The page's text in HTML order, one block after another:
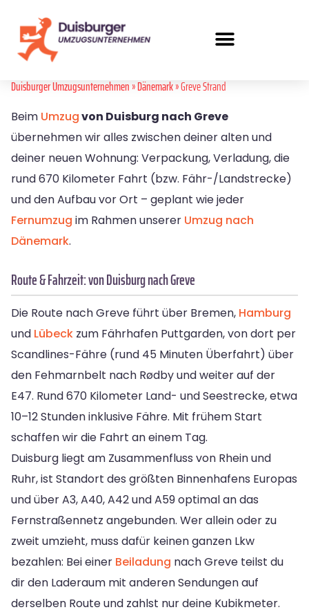
Duisburger Umzugsunternehmen»Dänemark» Greve Strand
Beim Umzugvon Duisburg nach Greve
übernehmen wir alles zwischen deiner alten und
deiner neuen Wohnung: Verpackung, Verladung, die
rund 670 Kilometer Fahrt (bzw. Fähr-/Landstrecke)
und den Aufbau vor Ort – geplant wie jeder
Fernumzug im Rahmen unserer Umzug nach
Dänemark.
Route & Fahrzeit: von Duisburg nach Greve
Die Route nach Greve führt über Bremen, Hamburg
und Lübeck zum Fährhafen Puttgarden, von dort per
Scandlines-Fähre (rund 45 Minuten Überfahrt) über
den Fehmarnbelt nach Rødby und weiter auf der
E47. Rund 670 Kilometer Land- und Seestrecke, etwa
10–12 Stunden inklusive Fähre. Mit frühem Start
schaffen wir die Fahrt an einem Tag.
Duisburg liegt am Zusammenfluss von Rhein und
Ruhr, ist Standort des größten Binnenhafens Europas
und über A3, A40, A42 und A59 optimal an das
Fernstraßennetz angebunden. Wer allein oder zu
zweit umzieht, muss dafür keinen ganzen Lkw
bezahlen: Bei einer Beiladung nach Greve teilst du
dir den Laderaum mit anderen Sendungen auf
derselben Route und zahlst nur deine Kubikmeter.